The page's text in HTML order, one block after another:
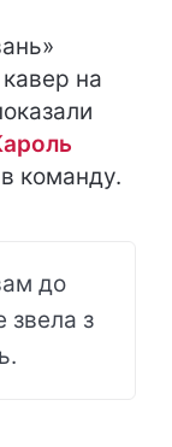
кавер на
команду.
до
з